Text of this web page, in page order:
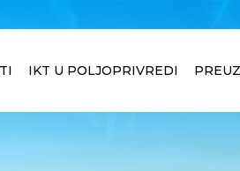
IKT U POLJOPRIVREDI